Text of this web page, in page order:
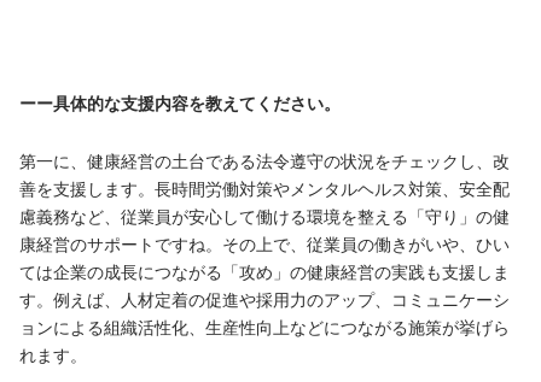
ーー具体的な支援内容を教えてください。
第一に、健康経営の土台である法令遵守の状況をチェックし、改
善を支援します。長時間労働対策やメンタルヘルス対策、安全配
慮義務など、従業員が安心して働ける環境を整える「守り」の健
康経営のサポートですね。その上で、従業員の働きがいや、ひい
ては企業の成長につながる「攻め」の健康経営の実践も支援しま
す。例えば、人材定着の促進や採用力のアップ、コミュニケーシ
ョンによる組織活性化、生産性向上などにつながる施策が挙げら
れます。